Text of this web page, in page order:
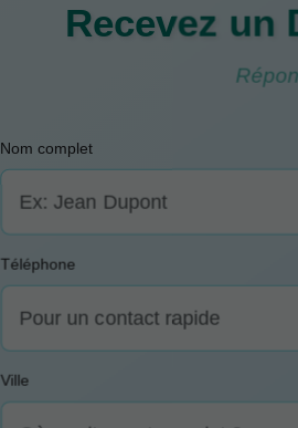
Recevez un
Nom complet
Téléphone
Ville